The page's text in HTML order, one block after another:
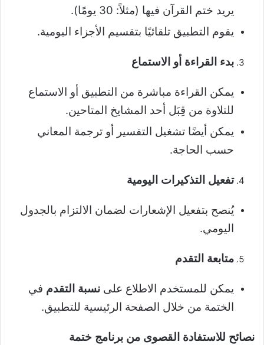
يريد ختم القرآن فيها (مثلاً: 30 يومًا).
يقوم التطبيق تلقائيًا بتقسيم الأجزاء اليومية.
بدء القراءة أو الاستماع
يمكن القراءة مباشرة من التطبيق أو الاستماع
للتلاوة من قِبَل أحد المشايخ المتاحين.
يمكن أيضًا تشغيل التفسير أو ترجمة المعاني
حسب الحاجة.
تفعيل التذكيرات اليومية
يُنصح بتفعيل الإشعارات لضمان الالتزام بالجدول
اليومي.
متابعة التقدم
يمكن للمستخدم الاطلاع على نسبة التقدم في
الختمة من خلال الصفحة الرئيسية للتطبيق.
نصائح للاستفادة القصوى من برنامج ختمة